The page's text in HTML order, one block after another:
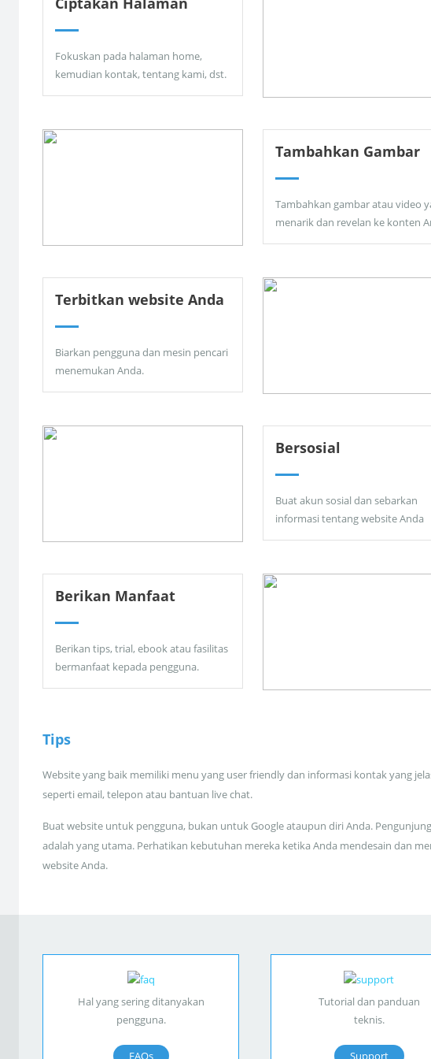
Fokuskan pada halaman home,
kemudian kontak, tentang kami, dst.
Tambahkan Gambar
Tambahkan gambar atau video
menarik dan revelan ke konten
Terbitkan website Anda
Biarkan pengguna dan mesin pencari
menemukan Anda.
Bersosial
Buat akun sosial dan sebarkan
informasi tentang website Anda
Berikan Manfaat
Berikan tips, trial, ebook atau fasilitas
bermanfaat kepada pengguna.
Tips
Website yang baik memiliki menu yang user friendly dan informasi kontak yang
seperti email, telepon atau bantuan live chat.
Buat website untuk pengguna, bukan untuk Google ataupun diri Anda.
adalah yang utama. Perhatikan kebutuhan mereka ketika Anda mendesain dan
website Anda.
Hal yang sering ditanyakan
pengguna.
FAQs
Tutorial dan panduan
teknis.
Support